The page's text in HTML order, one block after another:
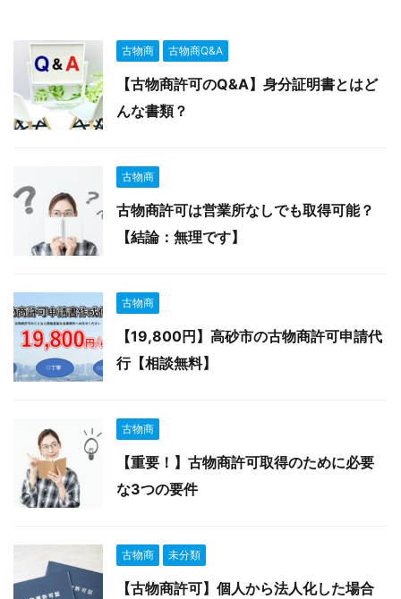
古物商 古物商Q&A
【古物商許可のQ&A】身分証明書とはど
んな書類？
古物商
古物商許可は営業所なしでも取得可能？
【結論：無理です】
古物商
【19,800円】高砂市の古物商許可申請代
行【相談無料】
古物商
【重要！】古物商許可取得のために必要
な3つの要件
古物商 未分類
【古物商許可】個人から法人化した場合